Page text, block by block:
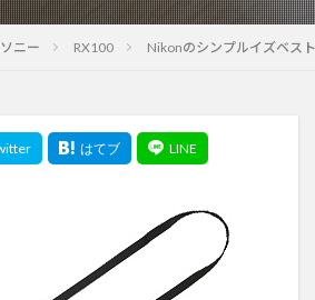
ソニー RX100 Nikonのシンプルイズベス